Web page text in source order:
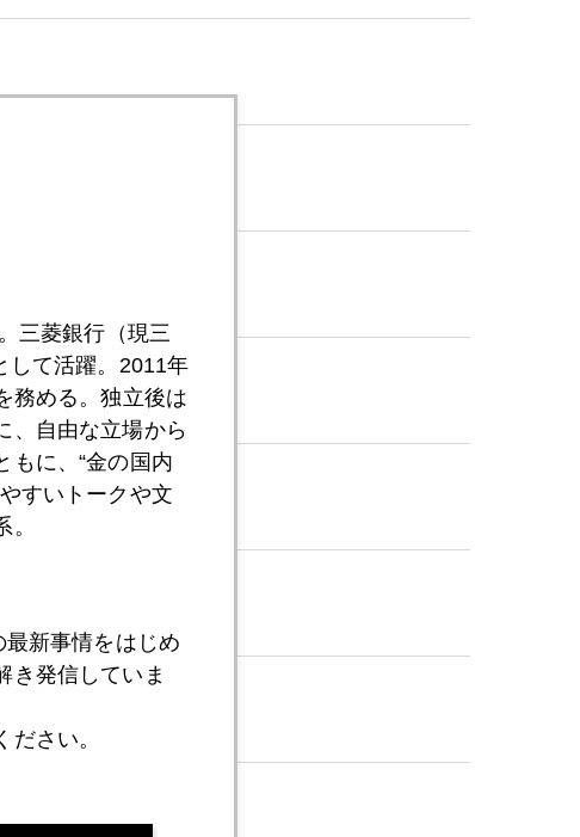
三菱銀行（現三
して活躍。2011年
務める。独立後は
、自由な立場から
もに、“金の国内
すいトークや文
最新事情をはじめ
き発信していま
さい。